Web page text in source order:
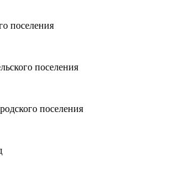
поселения
поселения
поселения